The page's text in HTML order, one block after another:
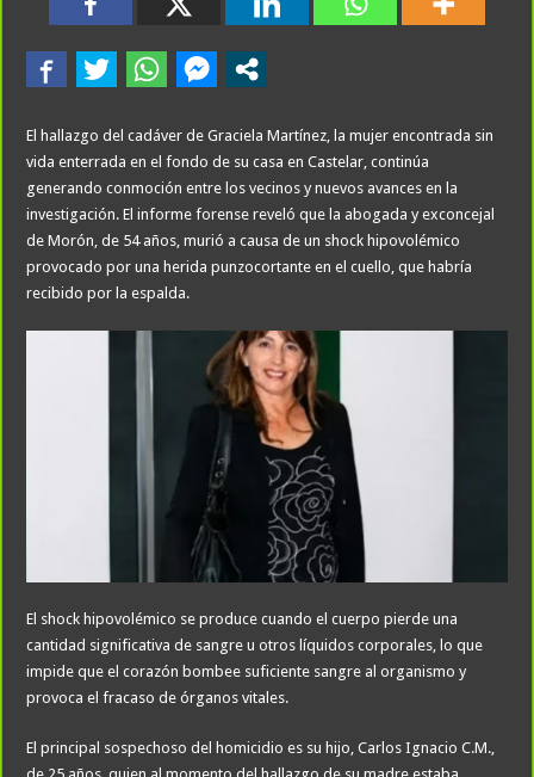
El hallazgo del cadáver de Graciela Martínez, la mujer encontrada sin
vida enterrada en el fondo de su casa en Castelar, continúa
generando conmoción entre los vecinos y nuevos avances en la
investigación. El informe forense reveló que la abogada y exconcejal
de Morón, de 54 años, murió a causa de un shock hipovolémico
provocado por una herida punzocortante en el cuello, que habría
recibido por la espalda.
El shock hipovolémico se produce cuando el cuerpo pierde una
cantidad significativa de sangre u otros líquidos corporales, lo que
impide que el corazón bombee suficiente sangre al organismo y
provoca el fracaso de órganos vitales.
El principal sospechoso del homicidio es su hijo, Carlos Ignacio C.M.,